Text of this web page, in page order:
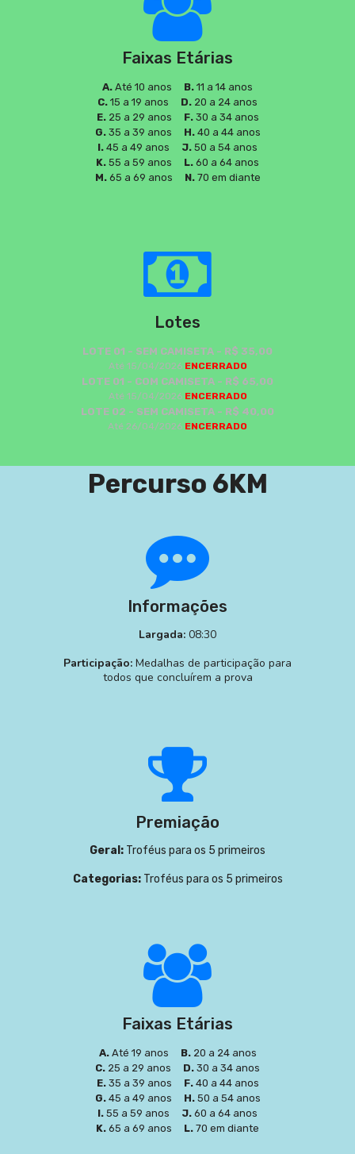
Faixas Etárias
A. Até 10 anos B. 11 a 14 anos
C. 15 a 19 anos D. 20 a 24 anos
E.25 a 29 anos F.30 a 34 anos
G.35 a 39 anos H.40 a 44 anos
I. 45 a 49 anos J. 50 a 54 anos
K. 55 a 59 anos L. 60 a 64 anos
M.65 a 69 anos N.70 em diante
Lotes
LOTE 01 - SEM CAMISETA - R$ 35,00
Até 15/04/2026ENCERRADO
LOTE 01 - COM CAMISETA - R$ 65,00
Até 15/04/2026ENCERRADO
LOTE 02 - SEM CAMISETA - R$ 40,00
Até 26/04/2026 ENCERRADO
Percurso 6KM
Informações
Largada: 08:30
Participação: Medalhas de participação para
todos que concluírem a prova
Premiação
Geral: Troféus para os 5 primeiros
Categorias: Troféus para os 5 primeiros
Faixas Etárias
A.Até 19 anos B.20 a 24 anos
C. 25 a 29 anos D. 30 a 34 anos
E.35 a 39 anos F.40 a 44 anos
G.45 a 49 anos H.50 a 54 anos
I. 55 a 59 anos J. 60 a 64 anos
K. 65 a 69 anos L. 70 em diante